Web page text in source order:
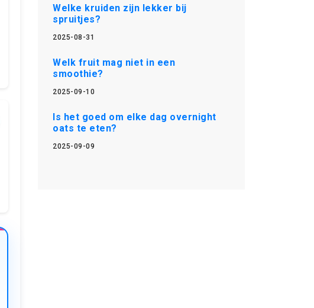
Welke kruiden zijn lekker bij
spruitjes?
2025-08-31
Welk fruit mag niet in een
smoothie?
2025-09-10
Is het goed om elke dag overnight
oats te eten?
2025-09-09